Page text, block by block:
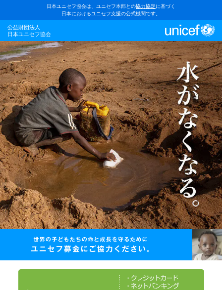
日本ユニセフ協会は、ユニセフ本部との協力協定に基づく
日本におけるユニセフ支援の公式機関です。
公益財団法人
日本ユニセフ協会